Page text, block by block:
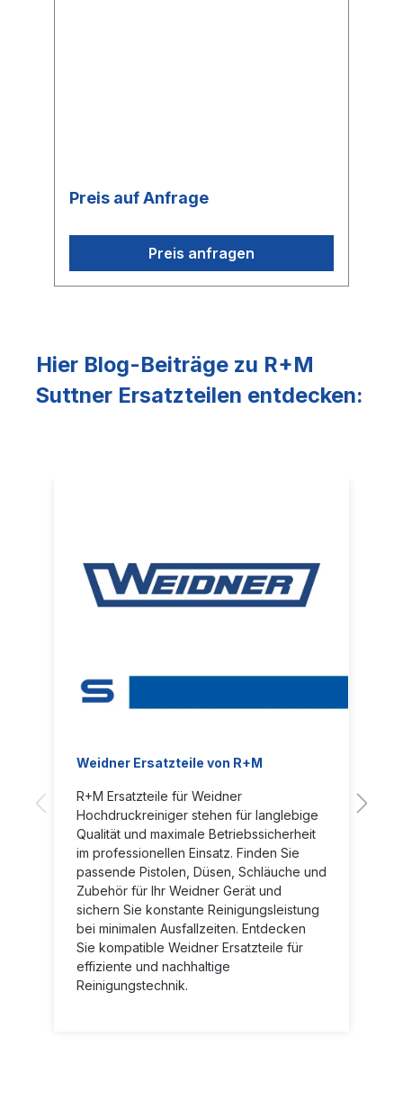
Preis auf Anfrage
Preis anfragen
Hier Blog-Beiträge zu R+M
Suttner Ersatzteilen entdecken:
Weidner Ersatzteile von R+M
R+M Ersatzteile für Weidner
Hochdruckreiniger stehen für langlebige
Qualität und maximale Betriebssicherheit
im professionellen Einsatz. Finden Sie
passende Pistolen, Düsen, Schläuche und
Zubehör für Ihr Weidner Gerät und
sichern Sie konstante Reinigungsleistung
bei minimalen Ausfallzeiten. Entdecken
Sie kompatible Weidner Ersatzteile für
effiziente und nachhaltige
Reinigungstechnik.